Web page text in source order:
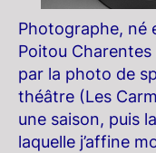
Photographe, né
Poitou Charentes
par la photo de
théâtre (Les
une saison, puis
laquelle j’affine